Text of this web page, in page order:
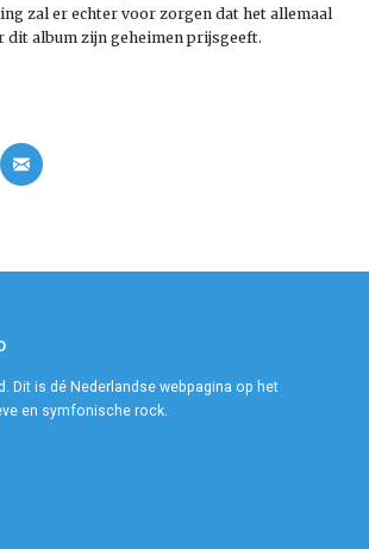
zal er echter voor zorgen dat het allemaal
dit album zijn geheimen prijsgeeft.
Dit is dé Nederlandse webpagina op het
en symfonische rock.